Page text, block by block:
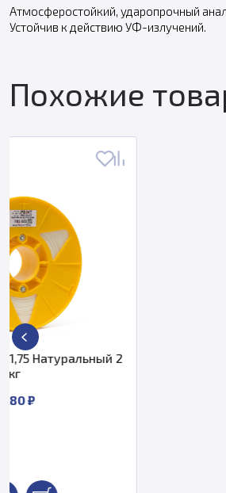
Атмосферостойкий, ударопрочный
Устойчив к действию УФ-излучений.
Похожие
2
TITI FLEX